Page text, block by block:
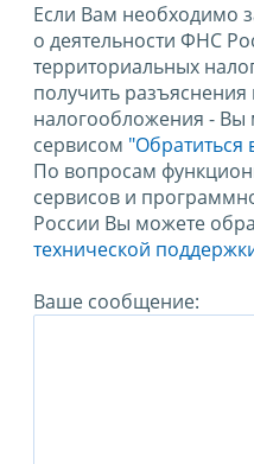
Если Вам необходимо
о деятельности ФНС
территориальных
получить
налогообложения - Вы
сервисом
По вопросам
сервисов и
России Вы можете
технической
Ваше сообщение: